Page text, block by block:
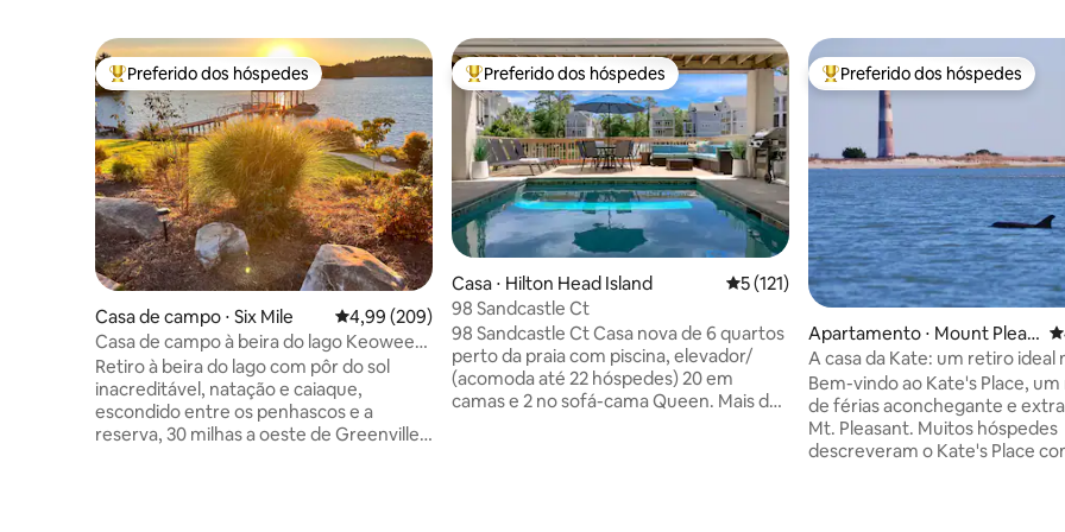
Entre os melhores preferidos dos hóspedes
Preferido dos hóspedes
Casa de campo ⋅ Six Mile 4,99 de uma avaliação média de 5, 209 avaliações
4,99 (209)
Casa de campo à beira do lago Keowee
— retiro privativo
Retiro à beira do lago com pôr do sol
inacreditável, natação e caiaque,
escondido entre os penhascos e a
reserva, 30 milhas a oeste de Greenville.
Entre os melhores preferidos dos hóspedes
Preferido dos hóspedes
Casa ⋅ Hilton Head Island 5 de uma avaliação média de 5, 121
5 (121)
98 Sandcastle Ct
98 Sandcastle Ct Casa nova de 6 quartos
perto da praia com piscina, elevador/
(acomoda até 22 hóspedes) 20 em
camas e 2 no sofá-cama Queen. Mais de
Entre os melhores preferidos
Preferido dos hóspedes
Apartamento ⋅ Mount Pleas
ant
A casa da Kate: um retiro ideal
Bem-vindo ao Kate's Place,
de férias aconchegante e
Mt. Pleasant. Muitos hóspedes
descreveram o Kate's Place